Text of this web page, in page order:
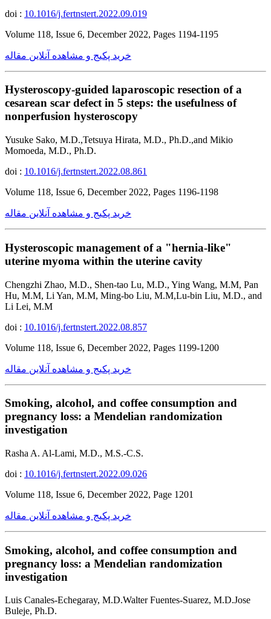
doi : 10.1016/j.fertnstert.2022.09.019
Volume 118, Issue 6, December 2022, Pages 1194-1195
خرید پکیج و مشاهده آنلاین مقاله
Hysteroscopy-guided laparoscopic resection of a
cesarean scar defect in 5 steps: the usefulness of
nonperfusion hysteroscopy
Yusuke Sako, M.D.,Tetsuya Hirata, M.D., Ph.D.,and Mikio
Momoeda, M.D., Ph.D.
doi : 10.1016/j.fertnstert.2022.08.861
Volume 118, Issue 6, December 2022, Pages 1196-1198
خرید پکیج و مشاهده آنلاین مقاله
Hysteroscopic management of a "hernia-like"
uterine myoma within the uterine cavity
Chengzhi Zhao, M.D., Shen-tao Lu, M.D., Ying Wang, M.M, Pan
Hu, M.M, Li Yan, M.M, Ming-bo Liu, M.M,Lu-bin Liu, M.D., and
Li Lei, M.M
doi : 10.1016/j.fertnstert.2022.08.857
Volume 118, Issue 6, December 2022, Pages 1199-1200
خرید پکیج و مشاهده آنلاین مقاله
Smoking, alcohol, and coffee consumption and
pregnancy loss: a Mendelian randomization
investigation
Rasha A. Al-Lami, M.D., M.S.-C.S.
doi : 10.1016/j.fertnstert.2022.09.026
Volume 118, Issue 6, December 2022, Page 1201
خرید پکیج و مشاهده آنلاین مقاله
Smoking, alcohol, and coffee consumption and
pregnancy loss: a Mendelian randomization
investigation
Luis Canales-Echegaray, M.D.Walter Fuentes-Suarez, M.D.Jose
Buleje, Ph.D.